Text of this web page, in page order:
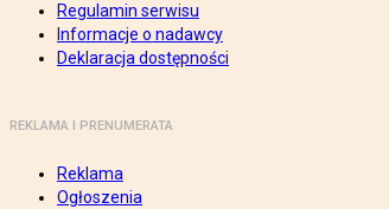
Regulamin serwisu
Informacje o nadawcy
Deklaracja dostępności
REKLAMA I PRENUMERATA
Reklama
Ogłoszenia